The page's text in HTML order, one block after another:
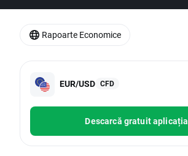
EUR/USD CFD
Descarcă gratuit aplicația
Rapoarte Economice